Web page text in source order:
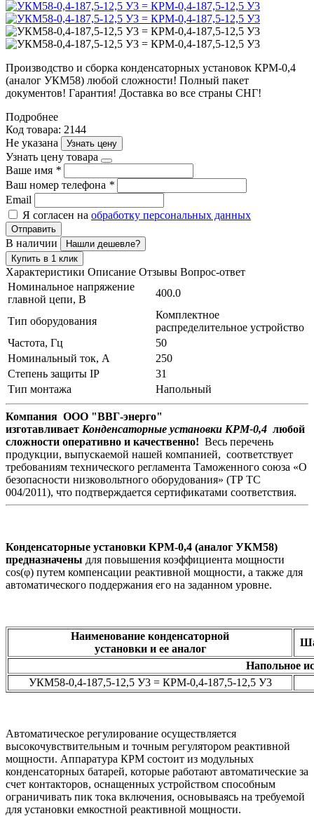
Производство и сборка конденсаторных установок КРМ-0,4
(аналог УКМ58) любой сложности! Полный пакет
документов! Гарантия! Доставка во все страны СНГ!
Подробнее
Код товара: 2144
Не указана
Узнать цену
Узнать цену товара
Ваше имя *
Ваш номер телефона *
Email
Я согласен на обработку персональных данных
Отправить
В наличии
Нашли дешевле?
Купить в 1 клик
Характеристики Описание Отзывы Вопрос-ответ
Номинальное напряжение
главной цепи, В
400.0
Тип оборудования
Комплектное
распределительное устройство
Частота, Гц
50
Номинальный ток, А
250
Степень защиты IP
31
Тип монтажа
Напольный
Компания ООО "ВВГ-энерго"
изготавливает Конденсаторные установки КРМ-0,4 любой
сложности оперативно и качественно! Весь перечень
продукции, выпускаемой нашей компанией, соответствует
требованиям технического регламента Таможенного союза «О
безопасности низковольтного оборудования» (ТР ТС
004/2011), что подтверждается сертификатами соответствия.
Конденсаторные установки КРМ-0,4 (аналог УКМ58)
предназначены для повышения коэффициента мощности
cos(φ) путем компенсации реактивной мощности, а также для
автоматического поддержания его на заданном уровне.
Наименование конденсаторной
установки и ее аналог
Напольное
УКМ58-0,4-187,5-12,5 У3 = КРМ-0,4-187,5-12,5 У3
Автоматическое регулирование осуществляется
высокочувствительным и точным регулятором реактивной
мощности. Аппаратура КРМ состоит из модульных
конденсаторных батарей, которые работают автоматические за
счет контакторов, оснащенных устройством способным
ограничивать пик тока включения, основываясь на требуемой
для установки емкостной реактивной мощности.